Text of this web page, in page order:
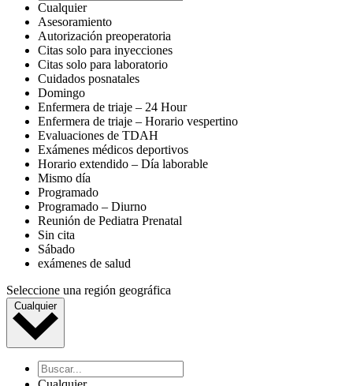
Cualquier
Asesoramiento
Autorización preoperatoria
Citas solo para inyecciones
Citas solo para laboratorio
Cuidados posnatales
Domingo
Enfermera de triaje – 24 Hour
Enfermera de triaje – Horario vespertino
Evaluaciones de TDAH
Exámenes médicos deportivos
Horario extendido – Día laborable
Mismo día
Programado
Programado – Diurno
Reunión de Pediatra Prenatal
Sin cita
Sábado
exámenes de salud
Seleccione una región geográfica
Cualquier